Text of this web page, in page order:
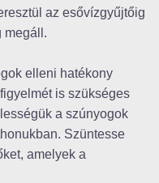
az esővízgyűjtőig
megáll.
elleni hatékony
is szükséges
a szúnyogok
Szüntesse
amelyek a